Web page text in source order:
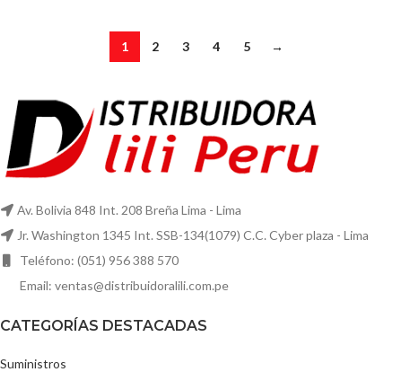
1 2 3 4 5 →
Av. Bolivia 848 Int. 208 Breña Lima - Lima
Jr. Washington 1345 Int. SSB-134(1079) C.C. Cyber plaza - Lima
Teléfono: (051) 956 388 570
Email: ventas@distribuidoralili.com.pe
CATEGORÍAS DESTACADAS
Suministros